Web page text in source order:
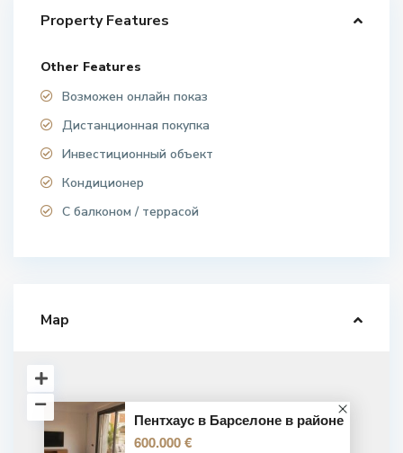
Property Features
Other Features
Возможен онлайн показ
Дистанционная покупка
Инвестиционный объект
Кондиционер
С балконом / террасой
Map
Пентхаус в Барселоне в районе
600.000 €